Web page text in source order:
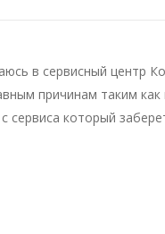
в сервисный центр
причинам таким
сервиса который